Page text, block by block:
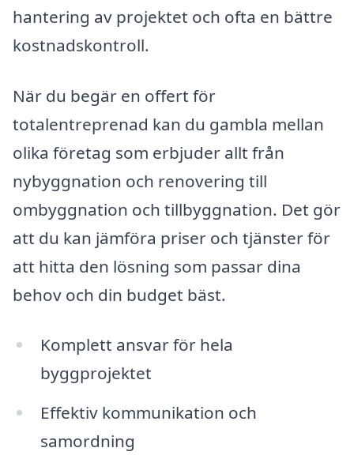
hantering av projektet och ofta en bättre
kostnadskontroll.
När du begär en offert för
totalentreprenad kan du gambla mellan
olika företag som erbjuder allt från
nybyggnation och renovering till
ombyggnation och tillbyggnation. Det gör
att du kan jämföra priser och tjänster för
att hitta den lösning som passar dina
behov och din budget bäst.
Komplett ansvar för hela
byggprojektet
Effektiv kommunikation och
samordning